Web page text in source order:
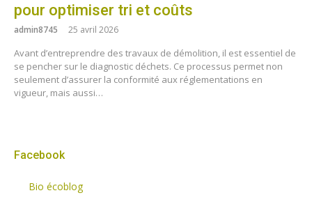
pour optimiser tri et coûts
admin8745 25 avril 2026
Avant d’entreprendre des travaux de démolition, il est essentiel de
se pencher sur le diagnostic déchets. Ce processus permet non
seulement d’assurer la conformité aux réglementations en
vigueur, mais aussi…
Facebook
Bio écoblog